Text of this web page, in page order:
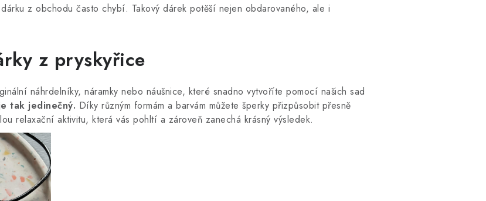
z obchodu často chybí. Takový dárek potěší nejen obdarovaného, ale i
z pryskyřice
náhrdelníky, náramky nebo náušnice, které snadno vytvoříte pomocí našich sad
tak jedinečný. Díky různým formám a barvám můžete šperky přizpůsobit přesně
relaxační aktivitu, která vás pohltí a zároveň zanechá krásný výsledek.